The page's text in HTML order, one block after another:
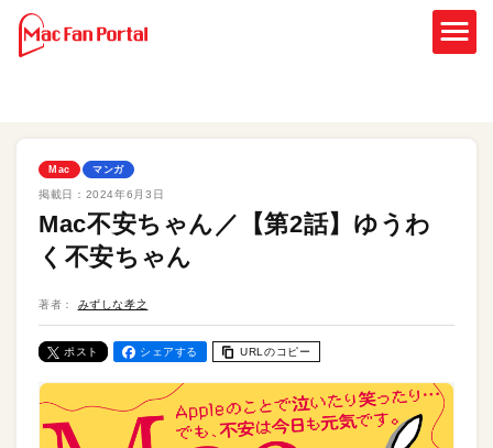
Mac マンガ
掲載日： 2024年6月3日
Mac不安ちゃん／【第2話】ゆうわ
く不安ちゃん
著者： みずしな孝之
ポスト シェアする URLのコピー